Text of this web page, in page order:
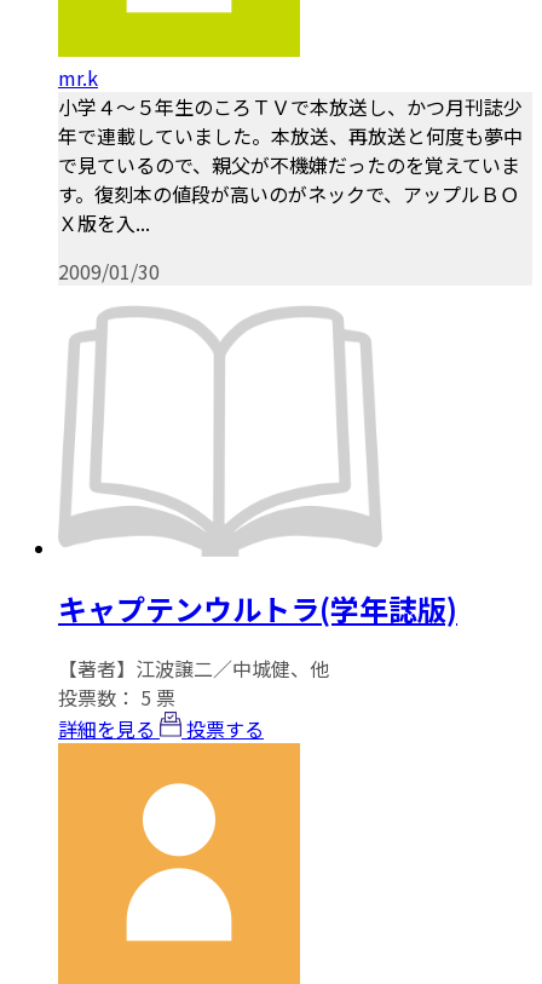
mr.k
小学４～５年生のころＴＶで本放送し、かつ月刊誌少
年で連載していました。本放送、再放送と何度も夢中
で見ているので、親父が不機嫌だったのを覚えていま
す。復刻本の値段が高いのがネックで、アップルＢＯ
Ｘ版を入...
2009/01/30
キャプテンウルトラ(学年誌版)
【著者】江波譲二／中城健、他
投票数： 5 票
詳細を見る
投票する